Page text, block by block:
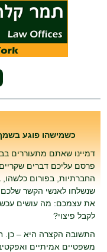
כשמישהו פוגע
דמיינו שאתם מתעוררים
פרסם עליכם דברים
החברתיות, בפורום כלשהו,
שנשלחו לאנשי הקשר
את עצמכם: מה עושים
לקבל פיצוי?
התשובה הקצרה היא – כן.
משפטיים אמיתיים